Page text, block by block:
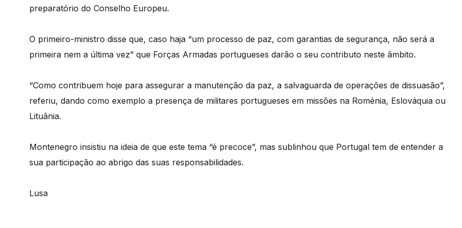
preparatório do Conselho Europeu.
O primeiro-ministro disse que, caso haja “um processo de paz, com garantias de segurança, não será a
primeira nem a última vez” que Forças Armadas portugueses darão o seu contributo neste âmbito.
“Como contribuem hoje para assegurar a manutenção da paz, a salvaguarda de operações de dissuasão”,
referiu, dando como exemplo a presença de militares portugueses em missões na Roménia, Eslováquia ou
Lituânia.
Montenegro insistiu na ideia de que este tema “é precoce”, mas sublinhou que Portugal tem de entender a
sua participação ao abrigo das suas responsabilidades.
Lusa